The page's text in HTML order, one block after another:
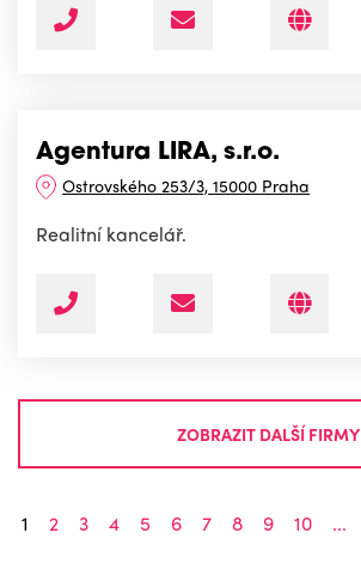
Agentura LIRA, s.r.o.
Ostrovského 253/3, 15000 Praha
Realitní kancelář.
ZOBRAZIT DALŠÍ FIRMY
1 2 3 4 5 6 7 8 9 10 ...